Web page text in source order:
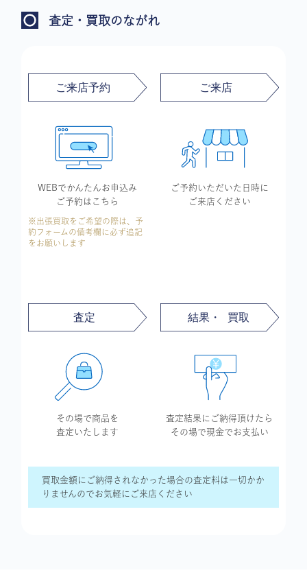
査定・買取のながれ
WEBでかんたんお申込み
ご予約はこちら
※出張買取をご希望の際は、予
約フォームの備考欄に必ず追記
をお願いします
ご予約いただいた 日時に
ご来店ください
その場で商品を
査定いたします
査定結果に ご納得頂けたら
その場で現金で お支払い
買取金額にご納得されなかった場合の査定料は一切かか
りませんのでお気軽にご来店ください